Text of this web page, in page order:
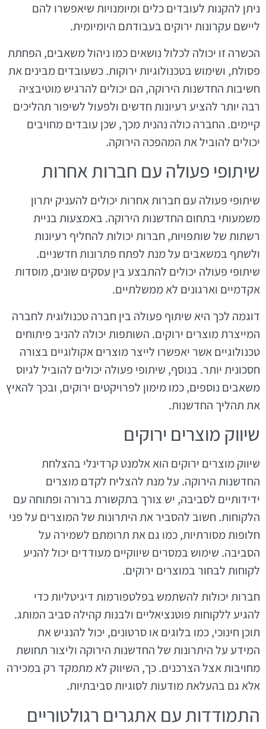
ניתן להקנות לעובדים כלים ומיומנויות שיאפשרו להם
ליישם עקרונות ירוקים בעבודתם היומיומית.
הכשרה זו יכולה לכלול נושאים כמו ניהול משאבים, הפחתת
פסולת, ושימוש בטכנולוגיות ירוקות. כשעובדים מבינים את
חשיבות החדשנות הירוקה, הם יכולים להרגיש מוטיבציה
רבה יותר להציע רעיונות חדשים ולפעול לשיפור תהליכים
קיימים. החברה כולה נהנית מכך, שכן עובדים מחויבים
יכולים להוביל את המהפכה הירוקה.
שיתופי פעולה עם חברות אחרות
שיתופי פעולה עם חברות אחרות יכולים להעניק יתרון
משמעותי בתחום החדשנות הירוקה. באמצעות בניית
רשתות של שותפויות, חברות יכולות להחליף רעיונות
ולשתף במשאבים על מנת לפתח פתרונות חדשניים.
שיתופי פעולה יכולים להתבצע בין עסקים שונים, מוסדות
אקדמיים וארגונים לא ממשלתיים.
דוגמה לכך היא שיתוף פעולה בין חברה טכנולוגית לחברה
המייצרת מוצרים ירוקים. השותפות יכולה להניב פיתוחים
טכנולוגיים אשר יאפשרו לייצר מוצרים אקולוגיים בצורה
חסכונית יותר. בנוסף, שיתופי פעולה יכולים להוביל לגיוס
משאבים נוספים, כמו מימון לפרויקטים ירוקים, ובכך להאיץ
את תהליך החדשנות.
שיווק מוצרים ירוקים
שיווק מוצרים ירוקים הוא אלמנט קרדינלי בהצלחת
החדשנות הירוקה. על מנת להצליח לקדם מוצרים
ידידותיים לסביבה, יש צורך בתקשורת ברורה ופתוחה עם
הלקוחות. חשוב להסביר את היתרונות של המוצרים על פני
חלופות מסורתיות, כמו גם את תרומתם לשמירה על
הסביבה. שימוש במסרים שיווקיים מעודדים יכול להניע
לקוחות לבחור במוצרים ירוקים.
חברות יכולות להשתמש בפלטפורמות דיגיטליות כדי
להגיע ללקוחות פוטנציאליים ולבנות קהילה סביב המותג.
תוכן חינוכי, כמו בלוגים או סרטונים, יכול להנגיש את
המידע על היתרונות של החדשנות הירוקה וליצור תחושת
מחויבות אצל הצרכנים. כך, השיווק לא מתמקד רק במכירה
אלא גם בהעלאת מודעות לסוגיות סביבתיות.
התמודדות עם אתגרים רגולטוריים